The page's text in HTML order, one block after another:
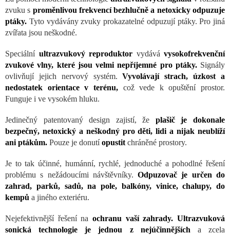
zvuku s proměnlivou frekvencí bezhlučně a netoxicky odpuzuje
ptáky. Tyto vydávány zvuky prokazatelné odpuzují ptáky. Pro jiná
zvířata jsou neškodné.
Speciální ultrazvukový reproduktor vydává vysokofrekvenční
zvukové vlny, které jsou velmi nepříjemné pro ptáky. Signály
ovlivňují jejich nervový systém.Vyvolávají strach, úzkost a
nedostatek orientace v terénu, což vede k opuštění prostor.
Funguje i ve vysokém hluku.
Jedinečný patentovaný design zajistí, že plašič je dokonale
bezpečný, netoxický a neškodný pro děti, lidi a nijak neublíží
ani ptákům. Pouze je donutíopustit chráněné prostory.
Je to tak účinné, humánní, rychlé, jednoduché a pohodlné řešení
problému s nežádoucími návštěvníky.Odpuzovač je určen do
zahrad, parků, sadů, na pole, balkóny, vinice, chalupy, do
kempů a jiného exteriéru.
Nejefektivnější řešení na ochranu vaší zahrady. Ultrazvuková
sonická technologie je jednou z nejúčinnějších a zcela